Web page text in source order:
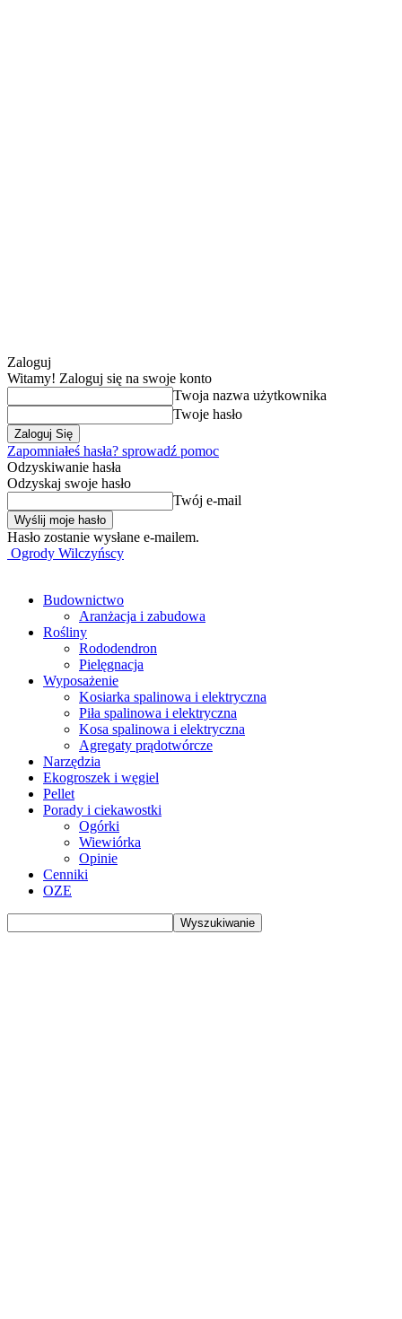
Zaloguj
Witamy! Zaloguj się na swoje konto
Twoja nazwa użytkownika
Twoje hasło
Zapomniałeś hasła? sprowadź pomoc
Odzyskiwanie hasła
Odzyskaj swoje hasło
Twój e-mail
Hasło zostanie wysłane e-mailem.
Ogrody Wilczyńscy
Budownictwo
Aranżacja i zabudowa
Rośliny
Rododendron
Pielęgnacja
Wyposażenie
Kosiarka spalinowa i elektryczna
Piła spalinowa i elektryczna
Kosa spalinowa i elektryczna
Agregaty prądotwórcze
Narzędzia
Ekogroszek i węgiel
Pellet
Porady i ciekawostki
Ogórki
Wiewiórka
Opinie
Cenniki
OZE